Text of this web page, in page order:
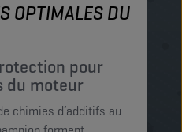
OPTIMALES DU
pour
du moteur
chimies d’additifs au